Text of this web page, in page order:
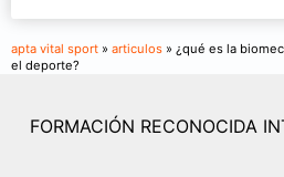
apta vital sport » articulos » ¿qué es la
el deporte?
FORMACIÓN RECONOCIDA